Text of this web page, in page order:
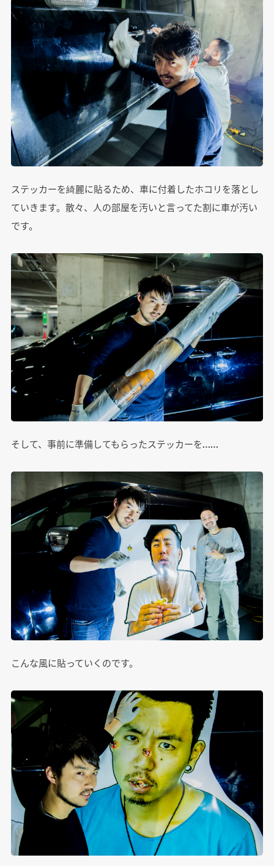
ステッカーを綺麗に貼るため、車に付着したホコリを落とし
ていきます。散々、人の部屋を汚いと言ってた割に車が汚い
です。
そして、事前に準備してもらったステッカーを……
こんな風に貼っていくのです。